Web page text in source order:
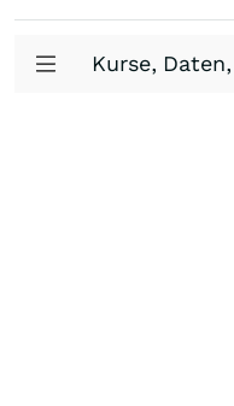
Kurse,